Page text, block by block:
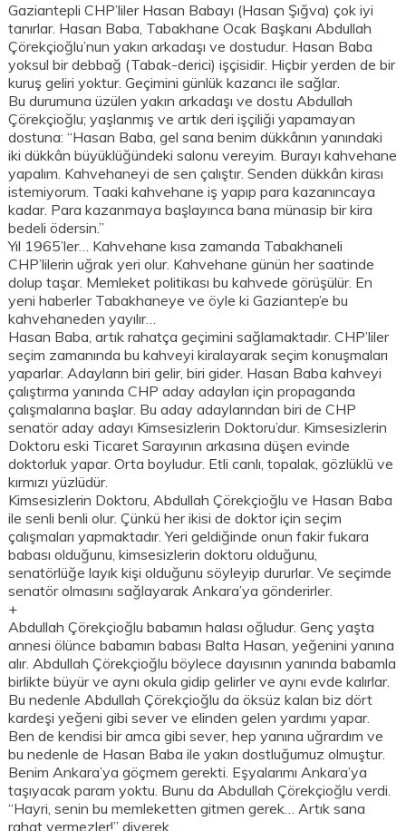
Gaziantepli CHP’liler Hasan Babayı (Hasan Şığva) çok iyi
tanırlar. Hasan Baba, Tabakhane Ocak Başkanı Abdullah
Çörekçioğlu’nun yakın arkadaşı ve dostudur. Hasan Baba
yoksul bir debbağ (Tabak-derici) işçisidir. Hiçbir yerden de bir
kuruş geliri yoktur. Geçimini günlük kazancı ile sağlar.
Bu durumuna üzülen yakın arkadaşı ve dostu Abdullah
Çörekçioğlu; yaşlanmış ve artık deri işçiliği yapamayan
dostuna: “Hasan Baba, gel sana benim dükkânın yanındaki
iki dükkân büyüklüğündeki salonu vereyim. Burayı kahvehane
yapalım. Kahvehaneyi de sen çalıştır. Senden dükkân kirası
istemiyorum. Taaki kahvehane iş yapıp para kazanıncaya
kadar. Para kazanmaya başlayınca bana münasip bir kira
bedeli ödersin.”
Yıl 1965’ler… Kahvehane kısa zamanda Tabakhaneli
CHP’lilerin uğrak yeri olur. Kahvehane günün her saatinde
dolup taşar. Memleket politikası bu kahvede görüşülür. En
yeni haberler Tabakhaneye ve öyle ki Gaziantep’e bu
kahvehaneden yayılır…
Hasan Baba, artık rahatça geçimini sağlamaktadır. CHP’liler
seçim zamanında bu kahveyi kiralayarak seçim konuşmaları
yaparlar. Adayların biri gelir, biri gider. Hasan Baba kahveyi
çalıştırma yanında CHP aday adayları için propaganda
çalışmalarına başlar. Bu aday adaylarından biri de CHP
senatör aday adayı Kimsesizlerin Doktoru’dur. Kimsesizlerin
Doktoru eski Ticaret Sarayının arkasına düşen evinde
doktorluk yapar. Orta boyludur. Etli canlı, topalak, gözlüklü ve
kırmızı yüzlüdür.
Kimsesizlerin Doktoru, Abdullah Çörekçioğlu ve Hasan Baba
ile senli benli olur. Çünkü her ikisi de doktor için seçim
çalışmaları yapmaktadır. Yeri geldiğinde onun fakir fukara
babası olduğunu, kimsesizlerin doktoru olduğunu,
senatörlüğe layık kişi olduğunu söyleyip dururlar. Ve seçimde
senatör olmasını sağlayarak Ankara’ya gönderirler.
+
Abdullah Çörekçioğlu babamın halası oğludur. Genç yaşta
annesi ölünce babamın babası Balta Hasan, yeğenini yanına
alır. Abdullah Çörekçioğlu böylece dayısının yanında babamla
birlikte büyür ve aynı okula gidip gelirler ve aynı evde kalırlar.
Bu nedenle Abdullah Çörekçioğlu da öksüz kalan biz dört
kardeşi yeğeni gibi sever ve elinden gelen yardımı yapar.
Ben de kendisi bir amca gibi sever, hep yanına uğrardım ve
bu nedenle de Hasan Baba ile yakın dostluğumuz olmuştur.
Benim Ankara’ya göçmem gerekti. Eşyalarımı Ankara’ya
taşıyacak param yoktu. Bunu da Abdullah Çörekçioğlu verdi.
“Hayri, senin bu memleketten gitmen gerek… Artık sana
rahat vermezler!” diyerek…